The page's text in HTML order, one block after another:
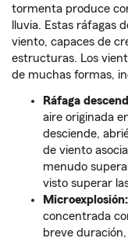
tormenta produce
lluvia. Estas ráfagas
viento, capaces de
estructuras. Los
de muchas formas,
Ráfaga
aire originada
desciende,
de viento
menudo
visto superar
Microexplosión:
concentrada
breve